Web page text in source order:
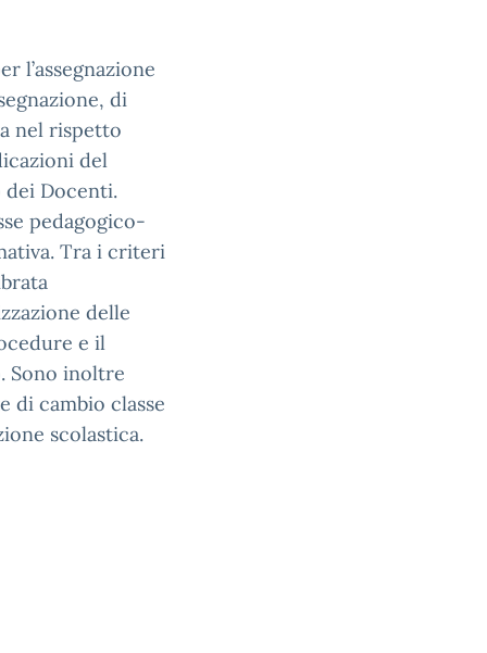
l’assegnazione
di
nel rispetto
del
dei Docenti.
pedagogico-
Tra i criteri
delle
e il
Sono inoltre
di cambio classe
scolastica.